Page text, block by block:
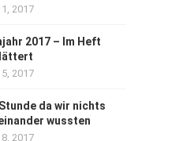
1, 2017
2017 – Im Heft
5, 2017
da wir nichts
wussten
8, 2017